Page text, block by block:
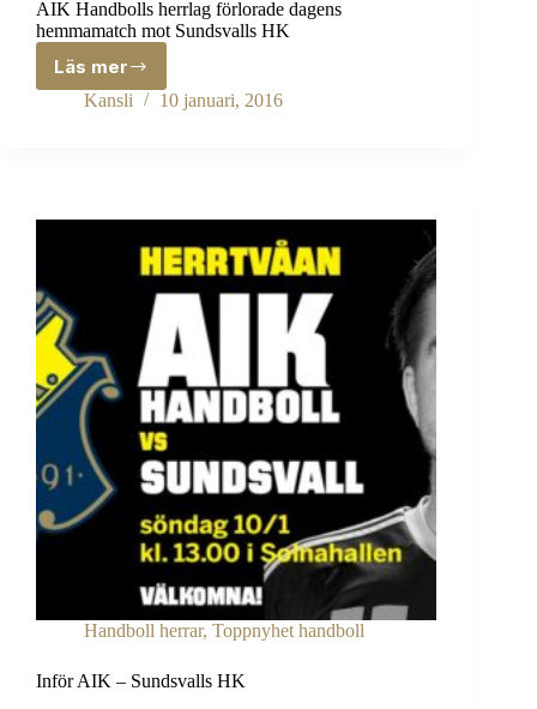
AIK Handbolls herrlag förlorade dagens
hemmamatch mot Sundsvalls HK
Läs merFörlust
hemma
Kansli 10 januari, 2016
Handboll herrar, Toppnyhet handboll
Inför AIK – Sundsvalls HK